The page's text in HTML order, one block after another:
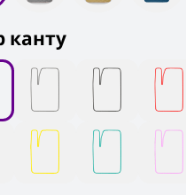
канту